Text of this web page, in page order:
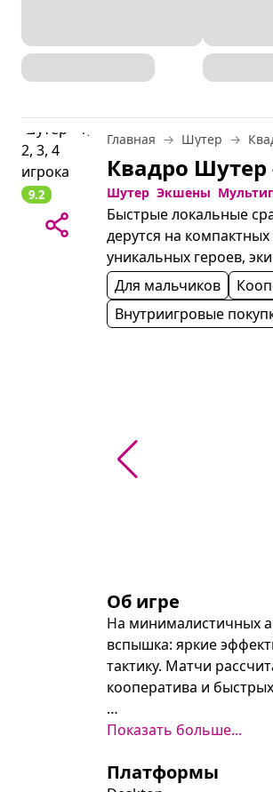
9.2
Главная Шутер
Шутер Экшены
Быстрые локальные
дерутся на
уникальных героев,
Для мальчиков
Внутриигровые
Об игре
На минималистичных
вспышка: яркие
тактику. Матчи
кооператива и
Герои добываются из
быстро входить в бой.
Показать больше...
Платформы